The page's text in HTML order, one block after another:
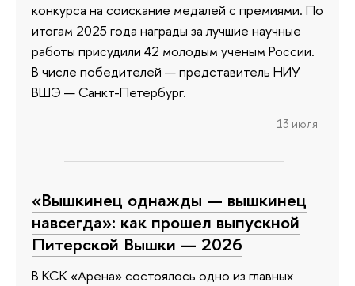
конкурса на соискание медалей с премиями. По
итогам 2025 года награды за лучшие научные
работы присудили 42 молодым ученым России.
В числе победителей — представитель НИУ
ВШЭ — Санкт-Петербург.
13 июля
«Вышкинец однажды — вышкинец
навсегда»: как прошел выпускной
Питерской Вышки — 2026
В КСК «Арена» состоялось одно из главных